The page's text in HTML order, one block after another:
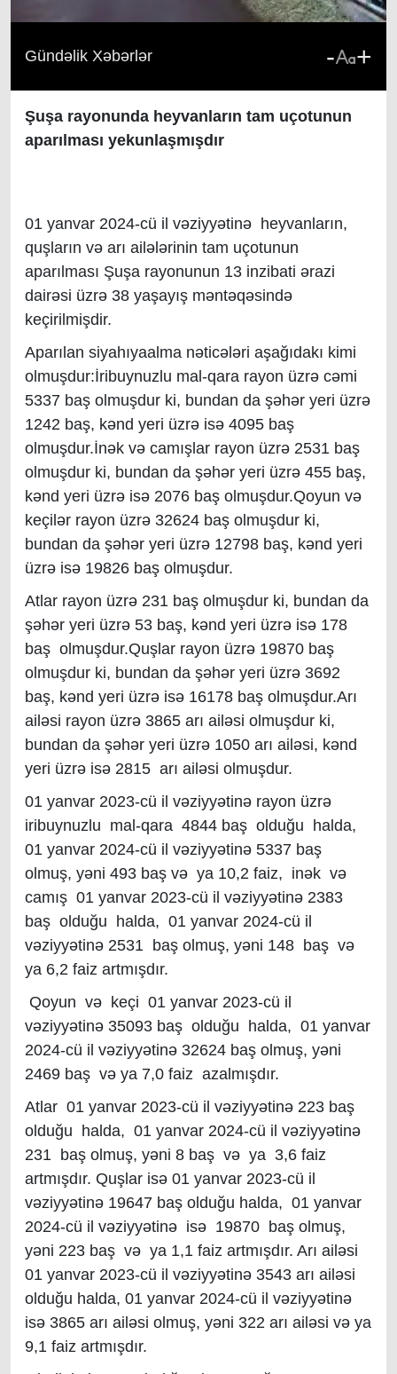
Gündəlik Xəbərlər - +
Şuşa rayonunda heyvanların tam uçotunun
aparılması yekunlaşmışdır
01 yanvar 2024-cü il vəziyyətinə heyvanların,
quşların və arı ailələrinin tam uçotunun
aparılması Şuşa rayonunun 13 inzibati ərazi
dairəsi üzrə 38 yaşayış məntəqəsində
keçirilmişdir.
Aparılan siyahıyaalma nəticələri aşağıdakı kimi
olmuşdur:İribuynuzlu mal-qara rayon üzrə cəmi
5337 baş olmuşdur ki, bundan da şəhər yeri üzrə
1242 baş, kənd yeri üzrə isə 4095 baş
olmuşdur.İnək və camışlar rayon üzrə 2531 baş
olmuşdur ki, bundan da şəhər yeri üzrə 455 baş,
kənd yeri üzrə isə 2076 baş olmuşdur.Qoyun və
keçilər rayon üzrə 32624 baş olmuşdur ki,
bundan da şəhər yeri üzrə 12798 baş, kənd yeri
üzrə isə 19826 baş olmuşdur.
Atlar rayon üzrə 231 baş olmuşdur ki, bundan da
şəhər yeri üzrə 53 baş, kənd yeri üzrə isə 178
baş olmuşdur.Quşlar rayon üzrə 19870 baş
olmuşdur ki, bundan da şəhər yeri üzrə 3692
baş, kənd yeri üzrə isə 16178 baş olmuşdur.Arı
ailəsi rayon üzrə 3865 arı ailəsi olmuşdur ki,
bundan da şəhər yeri üzrə 1050 arı ailəsi, kənd
yeri üzrə isə 2815 arı ailəsi olmuşdur.
01 yanvar 2023-cü il vəziyyətinə rayon üzrə
iribuynuzlu mal-qara 4844 baş olduğu halda,
01 yanvar 2024-cü il vəziyyətinə 5337 baş
olmuş, yəni 493 baş və ya 10,2 faiz, inək və
camış 01 yanvar 2023-cü il vəziyyətinə 2383
baş olduğu halda, 01 yanvar 2024-cü il
vəziyyətinə 2531 baş olmuş, yəni 148 baş və
ya 6,2 faiz artmışdır.
Qoyun və keçi 01 yanvar 2023-cü il
vəziyyətinə 35093 baş olduğu halda, 01 yanvar
2024-cü il vəziyyətinə 32624 baş olmuş, yəni
2469 baş və ya 7,0 faiz azalmışdır.
Atlar 01 yanvar 2023-cü il vəziyyətinə 223 baş
olduğu halda, 01 yanvar 2024-cü il vəziyyətinə
231 baş olmuş, yəni 8 baş və ya 3,6 faiz
artmışdır. Quşlar isə 01 yanvar 2023-cü il
vəziyyətinə 19647 baş olduğu halda, 01 yanvar
2024-cü il vəziyyətinə isə 19870 baş olmuş,
yəni 223 baş və ya 1,1 faiz artmışdır. Arı ailəsi
01 yanvar 2023-cü il vəziyyətinə 3543 arı ailəsi
olduğu halda, 01 yanvar 2024-cü il vəziyyətinə
isə 3865 arı ailəsi olmuş, yəni 322 arı ailəsi və ya
9,1 faiz artmışdır.